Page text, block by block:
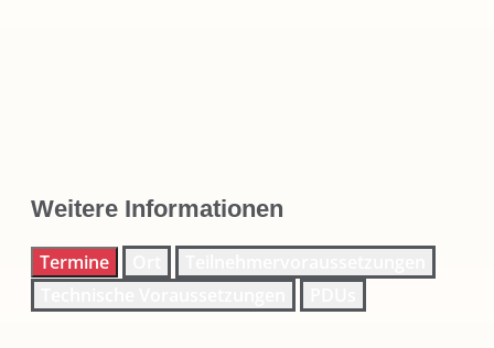
Weitere Informationen
Termine